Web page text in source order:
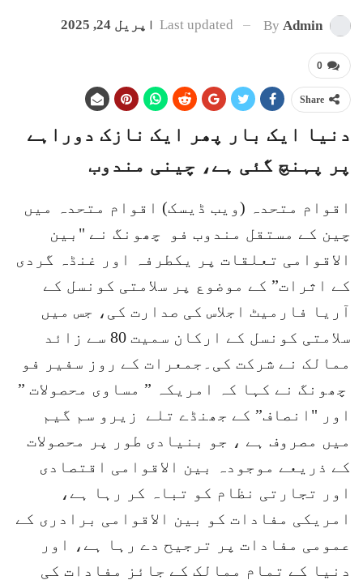
By Admin
Last updated اپریل 24, 2025
0
Share
دنیا ایک بار پھر ایک نازک دوراہے
پر پہنچ گئی ہے، چینی مندوب
اقوام متحدہ (ویب ڈیسک) اقوام متحدہ میں
چین کے مستقل مندوب فو چھونگ نے "بین
الاقوامی تعلقات پر یکطرفہ اور غنڈہ گردی
کے اثرات” کے موضوع پر سلامتی کونسل کے
آریا فارمیٹ اجلاس کی صدارت کی، جس میں
سلامتی کونسل کے ارکان سمیت 80 سے زائد
ممالک نے شرکت کی۔جمعرات کے روز سفیر فو
چھونگ نے کہا کہ امریکہ ” مساوی محصولات ”
اور "انصاف” کے جھنڈے تلے زیرو سم گیم
میں مصروف ہے ، جو بنیادی طور پر محصولات
کے ذریعے موجودہ بین الاقوامی اقتصادی
اور تجارتی نظام کو تباہ کر رہا ہے،
امریکی مفادات کو بین الاقوامی برادری کے
عمومی مفادات پر ترجیح دے رہا ہے، اور
دنیا کے تمام ممالک کے جائز مفادات کی